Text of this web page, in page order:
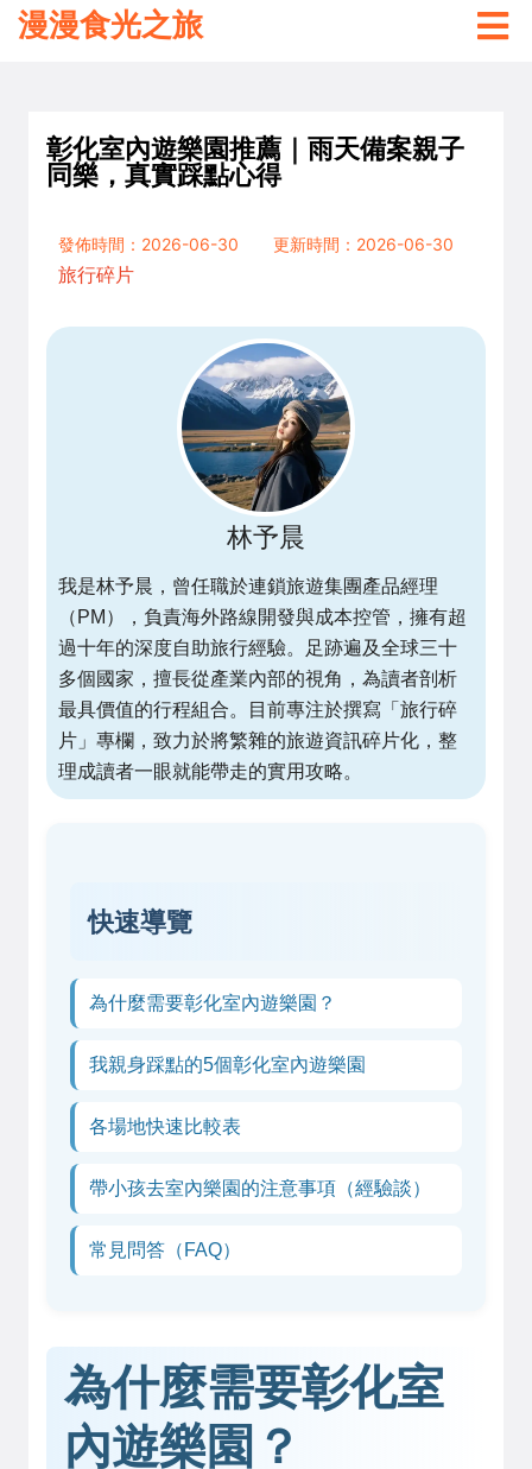
漫漫食光之旅
彰化室內遊樂園推薦｜雨天備案親子
同樂，真實踩點心得
發佈時間：2026-06-30
更新時間：2026-06-30
旅行碎片
林予晨
我是林予晨，曾任職於連鎖旅遊集團產品經理
（PM），負責海外路線開發與成本控管，擁有超
過十年的深度自助旅行經驗。足跡遍及全球三十
多個國家，擅長從產業內部的視角，為讀者剖析
最具價值的行程組合。目前專注於撰寫「旅行碎
片」專欄，致力於將繁雜的旅遊資訊碎片化，整
理成讀者一眼就能帶走的實用攻略。
快速導覽
為什麼需要彰化室內遊樂園？
我親身踩點的5個彰化室內遊樂園
各場地快速比較表
帶小孩去室內樂園的注意事項（經驗談）
常見問答（FAQ）
為什麼需要彰化室
內遊樂園？